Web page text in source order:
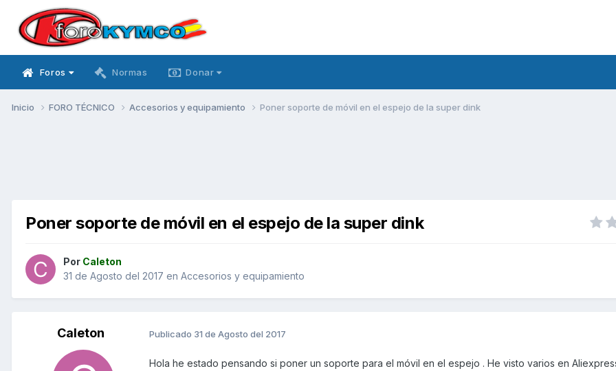
Foros Normas Donar
Inicio FORO TÉCNICO Accesorios y equipamiento Poner soporte de móvil en el espejo de la super dink
Poner soporte de móvil en el espejo de la super dink
Por Caleton
31 de Agosto del 2017 en Accesorios y equipamiento
Caleton Publicado 31 de Agosto del 2017
Hola he estado pensando si poner un soporte para el móvil en el espejo . He visto varios en